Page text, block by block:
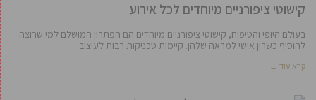
קישוטי ציפורניים מיוחדים לכל אירוע
בעולם היופי והטיפוח, קישוטי ציפורניים מיוחדים הם הפתרון המושלם למי שרוצה
להוסיף כשרון אישי למראה שלהן. קיימות טכניקות רבות לעיצוב
קרא עוד ←